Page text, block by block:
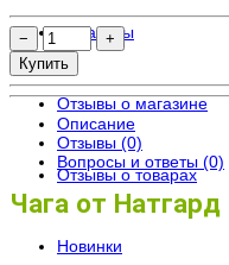
Магазины
Отзывы о магазине
Отзывы о товарах
Новинки
−
+
Купить
Описание
Отзывы (0)
Вопросы и ответы (0)
Чага от Натгард